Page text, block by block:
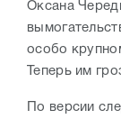
Оксана
особо
Теперь им
По версии